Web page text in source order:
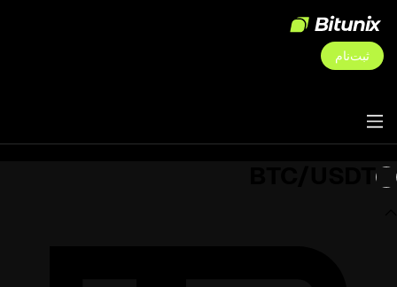
ثبت‌نام